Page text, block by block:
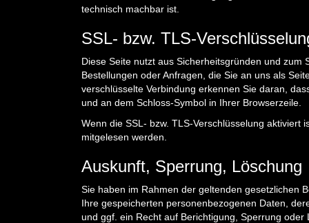
technisch machbar ist.
SSL- bzw. TLS-
Diese Seite nutzt aus Sicherheitsgründen und
Bestellungen oder Anfragen, die Sie an uns als
verschlüsselte Verbindung erkennen Sie daran,
und an dem Schloss-Symbol in Ihrer Browserzeile.
Wenn die SSL- bzw. TLS-Verschlüsselung
mitgelesen werden.
Auskunft, Sperrung, Löschung
Sie haben im Rahmen der geltenden gesetzlichen
Ihre gespeicherten personenbezogenen Daten,
und ggf. ein Recht auf Berichtigung, Sperrung